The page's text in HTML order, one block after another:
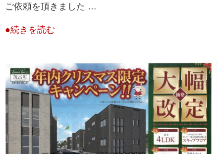
ご依頼を頂きました …
●続きを読む